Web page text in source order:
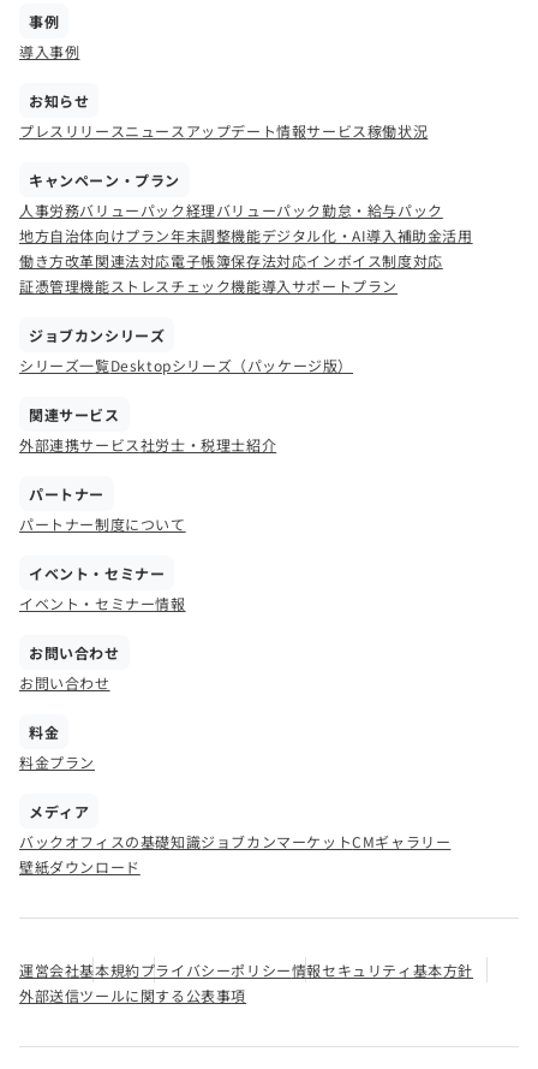
事例
導入事例
お知らせ
プレスリリースニュース アップデート情報サービス稼働状況
キャンペーン・プラン
人事労務バリューパック経理バリューパック勤怠・給与パック
地方自治体向けプラン年末調整機能デジタル化・AI導入補助金活用
働き方改革関連法対応電子帳簿保存法対応インボイス制度対応
証憑管理機能ストレスチェック機能導入サポートプラン
ジョブカンシリーズ
シリーズ一覧Desktopシリーズ（パッケージ版）
関連サービス
外部連携サービス社労士・税理士紹介
パートナー
パートナー制度について
イベント・セミナー
イベント・セミナー情報
お問い合わせ
お問い合わせ
料金
料金プラン
メディア
バックオフィスの基礎知識ジョブカンマーケットCMギャラリー
壁紙ダウンロード
運営会社基本規約プライバシーポリシー情報セキュリティ基本方針
外部送信ツールに関する公表事項